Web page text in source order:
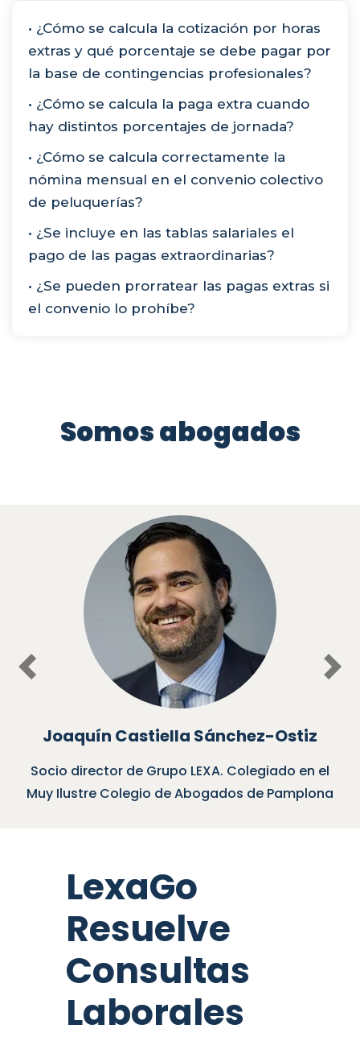
• ¿Cómo se calcula la cotización por horas
extras y qué porcentaje se debe pagar por
la base de contingencias profesionales?
• ¿Cómo se calcula la paga extra cuando
hay distintos porcentajes de jornada?
• ¿Cómo se calcula correctamente la
nómina mensual en el convenio colectivo
de peluquerías?
• ¿Se incluye en las tablas salariales el
pago de las pagas extraordinarias?
• ¿Se pueden prorratear las pagas extras si
el convenio lo prohíbe?
Somos abogados
Joaquín Castiella Sánchez-Ostiz
Socio director de Grupo LEXA. Colegiado en el
Muy Ilustre Colegio de Abogados de Pamplona
Previous
LexaGo
Resuelve
Consultas
Laborales